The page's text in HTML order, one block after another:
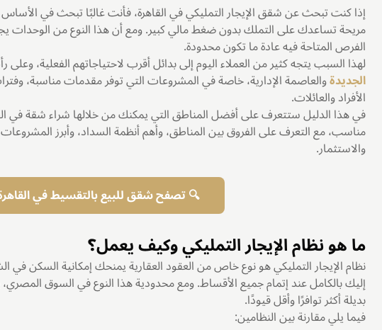
إذا كنت تبحث عن شقق الإيجار التمليكي في القاهرة، فأنت غالبًا تبحث في
مريحة تساعدك على التملك بدون ضغط مالي كبير. ومع أن هذا النوع من الوحدات
الفرص المتاحة فيه عادة ما تكون محدودة.
لهذا السبب يتجه كثير من العملاء اليوم إلى بدائل أقرب لاحتياجاتهم الفعلية، وعلى
الجديدةوالعاصمة الإدارية، خاصة في المشروعات التي توفر مقدمات مناسبة،
الأفراد والعائلات.
في هذا الدليل ستتعرف على أفضل المناطق التي يمكنك من خلالها شراء شقة في
مناسب، مع التعرف على الفروق بين المناطق، وأهم أنظمة السداد، وأبرز
والاستثمار.
🔍 تصفح شقق للبيع بالتقسيط في
ما هو نظام الإيجار التمليكي وكيف يعمل؟
نظام الإيجار التمليكي هو نوع خاص من العقود العقارية يمنحك إمكانية السكن في
إليك بالكامل عند إتمام جميع الأقساط. ومع محدودية هذا النوع في السوق
بديلة أكثر توافرًا وأقل قيودًا.
فيما يلي مقارنة بين النظامين: